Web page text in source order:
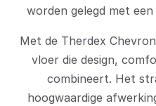
worden gelegd met
Met de Therdex
vloer die design,
combineert. Het
hoogwaardige